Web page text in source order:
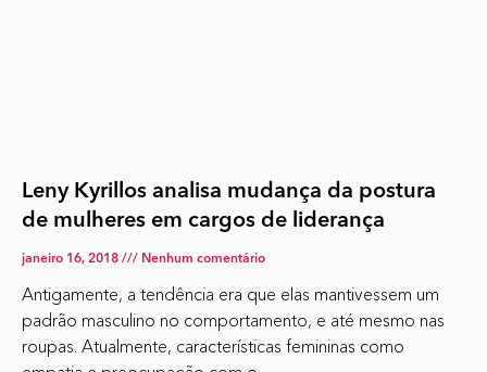
Leny Kyrillos analisa mudança da postura
de mulheres em cargos de liderança
janeiro 16, 2018 Nenhum comentário
Antigamente, a tendência era que elas mantivessem um
padrão masculino no comportamento, e até mesmo nas
roupas. Atualmente, características femininas como